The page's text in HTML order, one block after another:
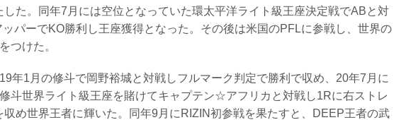
した。同年7月には空位となっていた環太平洋ライト級王座決定戦でABと対
パーでKO勝利し王座獲得となった。その後は米国のPFLに参戦し、世界の
つけた。
年1月の修斗で岡野裕城と対戦しフルマーク判定で勝利で収め、20年7月に
斗世界ライト級王座を賭けてキャプテン☆アフリカと対戦し1Rに右ストレ
収め世界王者に輝いた。同年9月にRIZIN初参戦を果たすと、DEEP王者の武